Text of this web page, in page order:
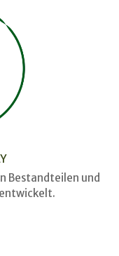
Bestandteilen und